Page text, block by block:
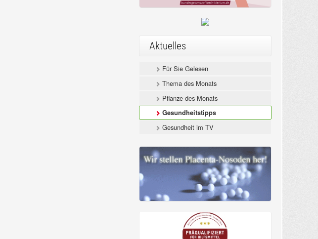
Aktuelles
Für Sie Gelesen
Thema des Monats
Pflanze des Monats
Gesundheitstipps
Gesundheit im TV